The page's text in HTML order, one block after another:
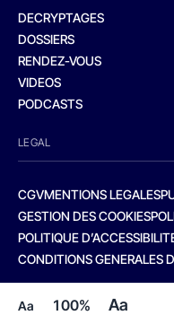
Aa 100% Aa
DECRYPTAGES
DOSSIERS
RENDEZ-VOUS
VIDEOS
PODCASTS
LEGAL
CGVMENTIONS LEGALES
GESTION DES COOKIES
POLITIQUE
CONDITIONS GENERALES